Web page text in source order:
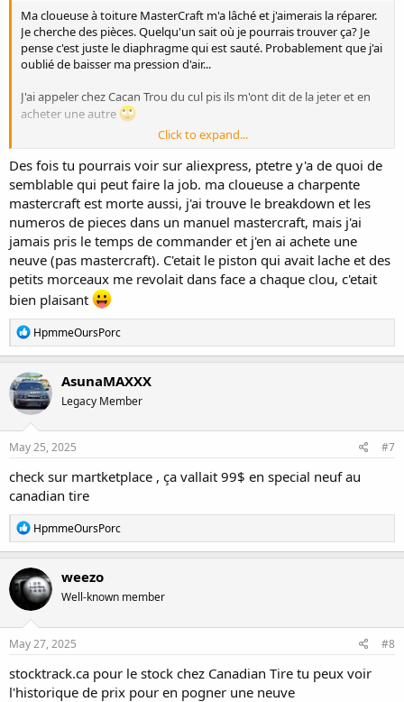
Ma cloueuse à toiture MasterCraft m'a lâché et j'aimerais la réparer.
Je cherche des pièces. Quelqu'un sait où je pourrais trouver ça? Je
pense c'est juste le diaphragme qui est sauté. Probablement que j'ai
oublié de baisser ma pression d'air...
J'ai appeler chez Cacan Trou du cul pis ils m'ont dit de la jeter et en
acheter une autre
Je trouve pas grand chose sur le net.
Merci bien!
Click to expand...
Des fois tu pourrais voir sur aliexpress, ptetre y'a de quoi de
semblable qui peut faire la job. ma cloueuse a charpente
mastercraft est morte aussi, j'ai trouve le breakdown et les
numeros de pieces dans un manuel mastercraft, mais j'ai
jamais pris le temps de commander et j'en ai achete une
neuve (pas mastercraft). C'etait le piston qui avait lache et des
petits morceaux me revolait dans face a chaque clou, c'etait
bien plaisant
R
e
a
c
t
i
o
n
s
HpmmeOursPorc
AsunaMAXXX
Legacy Member
May 25, 2025 #7
check sur martketplace , ça vallait 99$ en special neuf au
canadian tire
R
e
a
c
t
i
o
n
s
HpmmeOursPorc
weezo
Well-known member
May 27, 2025 #8
stocktrack.ca pour le stock chez Canadian Tire tu peux voir
l'historique de prix pour en pogner une neuve